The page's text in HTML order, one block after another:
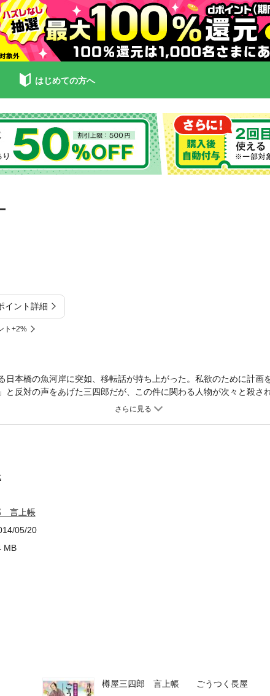
はじめての方へ
イント詳細
ト+2%
樽屋三四郎 言上帳 ごうつく長屋
日本橋の魚河岸に突如、移転話が持ち上がった。私欲のために計画
と反対の声をあげた三四郎だが、この件に関わる人物が次々と殺
町を守れるか！ 影の情報集団を差配する若き町年寄の活躍を描く
言上帳
05/20
MB